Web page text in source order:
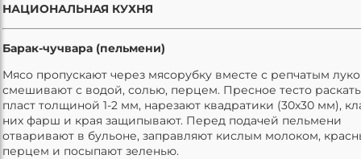
НАЦИОНАЛЬНАЯ КУХНЯ
Барак-чучвара (пельмени)
Мясо пропускают через мясорубку вместе с репчатым
смешивают с водой, солью, перцем. Пресное тесто
пласт толщиной 1-2 мм, нарезают квадратики (30х30 мм),
них фарш и края защипывают. Перед подачей пельмени
отваривают в бульоне, заправляют кислым молоком,
перцем и посыпают зеленью.